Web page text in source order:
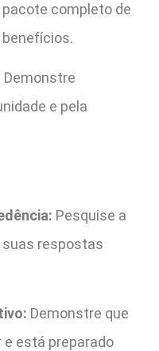
completo de
Demonstre
e pela
Pesquise a
respostas
Demonstre que
está preparado